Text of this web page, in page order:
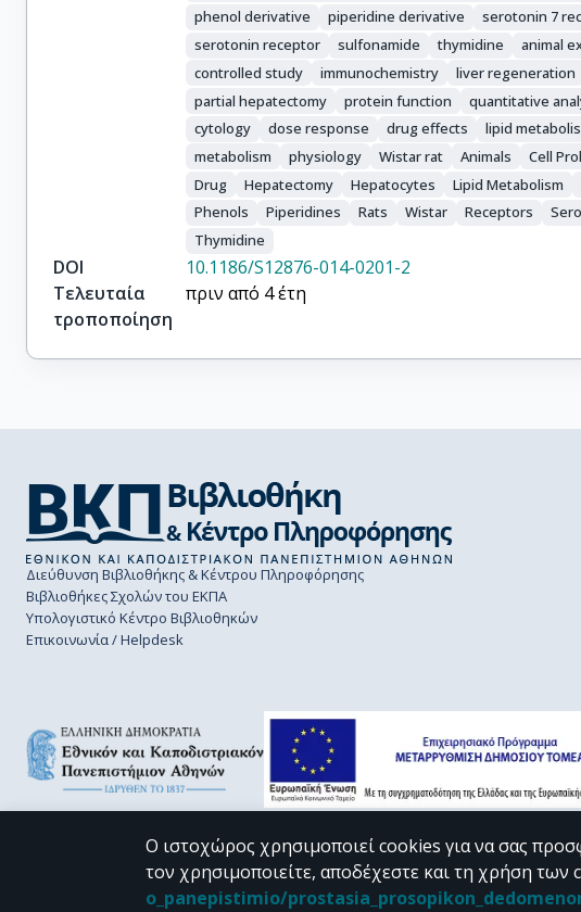
phenol derivative
piperidine derivative serotonin 7
serotonin receptor
sulfonamide thymidine animal
controlled study
immunochemistry liver regeneration
partial hepatectomy
protein function quantitative
cytology
dose response drug effects lipid
metabolism
physiology Wistar rat Animals Cell
Drug
Hepatectomy Hepatocytes Lipid Metabolism
Phenols
Piperidines Rats Wistar Receptors
Thymidine
DOI
10.1186/S12876-014-0201-2
Τελευταία
τροποποίηση
πριν από 4 έτη
Διεύθυνση Βιβλιοθήκης & Κέντρου Πληροφόρησης
Βιβλιοθήκες Σχολών του ΕΚΠΑ
Υπολογιστικό Κέντρο Βιβλιοθηκών
Επικοινωνία / Helpdesk
CC BY-NC 4.0
Ο ιστοχώρος χρησιμοποιεί cookies για να σας
τον χρησιμοποιείτε, αποδέχεστε και τη χρήση των
o_panepistimio/